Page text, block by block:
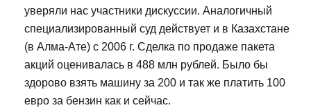
уверяли нас участники дискуссии. Аналогичный
специализированный суд действует и в Казахстане
(в Алма-Ате) с 2006 г. Сделка по продаже пакета
акций оценивалась в 488 млн рублей. Было бы
здорово взять машину за 200 и так же платить 100
евро за бензин как и сейчас.